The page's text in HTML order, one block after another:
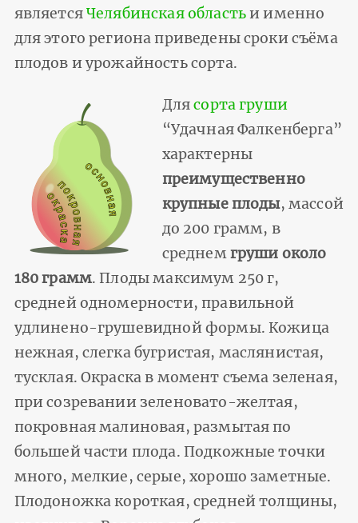
являетсяЧелябинская областьи именно
для этого региона приведены сроки съёма
плодов и урожайность сорта.
Длясорта груши
“Удачная Фалкенберга”
характерны
преимущественно
крупные плоды, массой
до 200 грамм, в
среднемгруши около
180 грамм. Плоды максимум 250 г,
средней одномерности, правильной
удлинено-грушевидной формы. Кожица
нежная, слегка бугристая, маслянистая,
тусклая. Окраска в момент съема зеленая,
при созревании зеленовато-желтая,
покровная малиновая, размытая по
большей части плода. Подкожные точки
много, мелкие, серые, хорошо заметные.
Плодоножка короткая, средней толщины,